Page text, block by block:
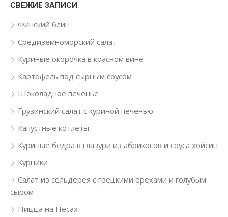
СВЕЖИЕ ЗАПИСИ
Финский блин
Средиземноморский салат
Куриные окорочка в красном вине
Картофель под сырным соусом
Шоколадное печенье
Грузинский салат с куриной печенью
Капустные котлеты
Куриные бедра в глазури из абрикосов и соуса хойсин
Курники
Салат из сельдерея с грецкими орехами и голубым
сыром
Пицца на Песах